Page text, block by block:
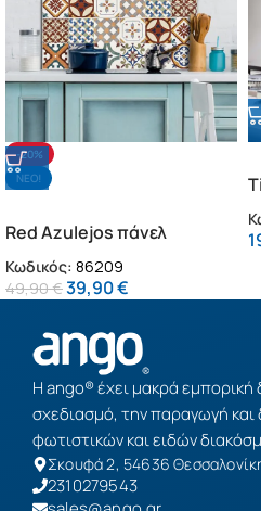
-20%
NΕΟ!
Red Azulejos πάνελ
αλουμινίου εστίας L
(86209)
Κωδικός: 86209
49,90€39,90€
Η ango® έχει μακρά
σχεδιασμό, την παραγωγή και
φωτιστικών και ειδών
Σκουφά 2, 54636
2310279543